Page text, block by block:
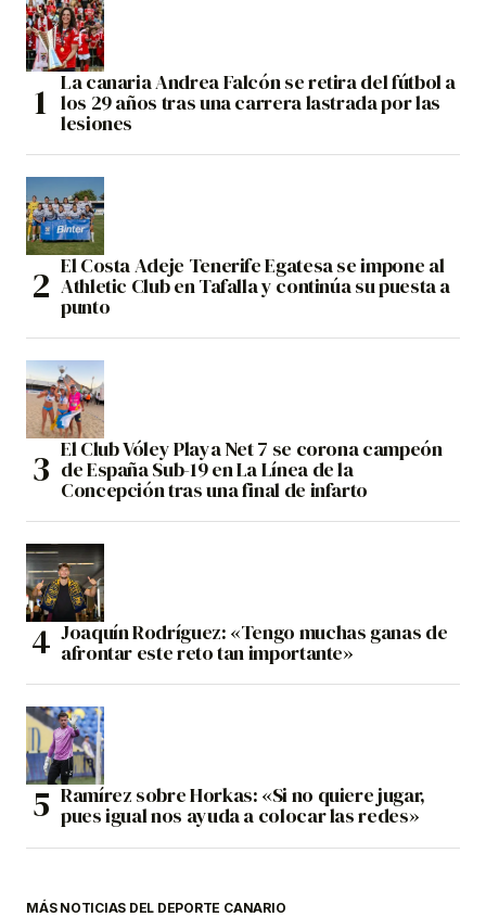
La canaria Andrea Falcón se retira del fútbol a
los 29 años tras una carrera lastrada por las
lesiones
El Costa Adeje Tenerife Egatesa se impone al
Athletic Club en Tafalla y continúa su puesta a
punto
El Club Vóley Playa Net 7 se corona campeón
de España Sub-19 en La Línea de la
Concepción tras una final de infarto
Joaquín Rodríguez: «Tengo muchas ganas de
afrontar este reto tan importante»
Ramírez sobre Horkas: «Si no quiere jugar,
pues igual nos ayuda a colocar las redes»
MÁS NOTICIAS DEL DEPORTE CANARIO